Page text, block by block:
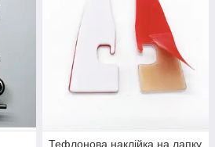
Тефлонова наклійка на лапку